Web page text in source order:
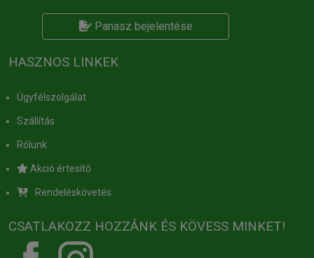
Panasz bejelentése
HASZNOS LINKEK
Ügyfélszolgálat
Szállítás
Rólunk
Akció értesítő
Rendeléskövetés
CSATLAKOZZ HOZZÁNK ÉS KÖVESS MINKET!